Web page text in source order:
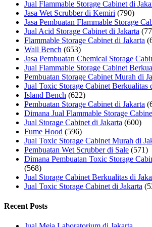
Jual Flammable Storage Cabinet di
Jasa Wet Scrubber di Kemiri (790)
Jasa Pembuatan Flammable Storage
Jual Acid Storage Cabinet di Jakarta
Flammable Storage Cabinet di Jakarta
Wall Bench (653)
Jasa Pembuatan Chemical Storage
Jual Flammable Storage Cabinet
Pembuatan Storage Cabinet Murah di
Jual Toxic Storage Cabinet Berkualitas
Island Bench (622)
Pembuatan Storage Cabinet di Jakarta
Dimana Jual Flammable Storage
Jual Storage Cabinet di Jakarta (600)
Fume Hood (596)
Jual Toxic Storage Cabinet Murah di
Pembuatan Wet Scrubber di Sale (571)
Dimana Pembuatan Toxic Storage
(568)
Jual Storage Cabinet Berkualitas di
Jual Toxic Storage Cabinet di Jakarta
Recent Posts